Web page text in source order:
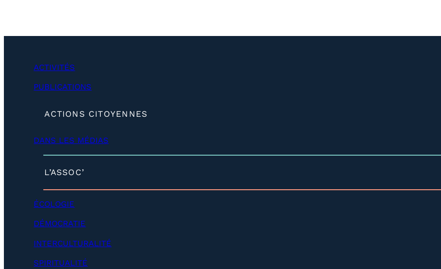
ACTIVITÉS
PUBLICATIONS
ACTIONS CITOYENNES
e
p
DANS LES MÉDIAS
L’ASSOC’
é
l
o
p
p
e
ÉCOLOGIE
DÉMOCRATIE
INTERCULTURALITÉ
SPIRITUALITÉ